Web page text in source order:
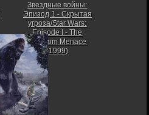
Звездные войны:
Эпизод 1 - Скрытая
угроза/Star Wars:
Episode I - The
Phantom Menace
(1999)